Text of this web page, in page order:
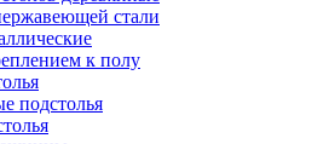
стали
к полу
подстолья